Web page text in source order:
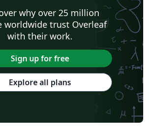
why over 25 million
worldwide trust Overleaf
with their work.
Sign up for free
Explore all plans